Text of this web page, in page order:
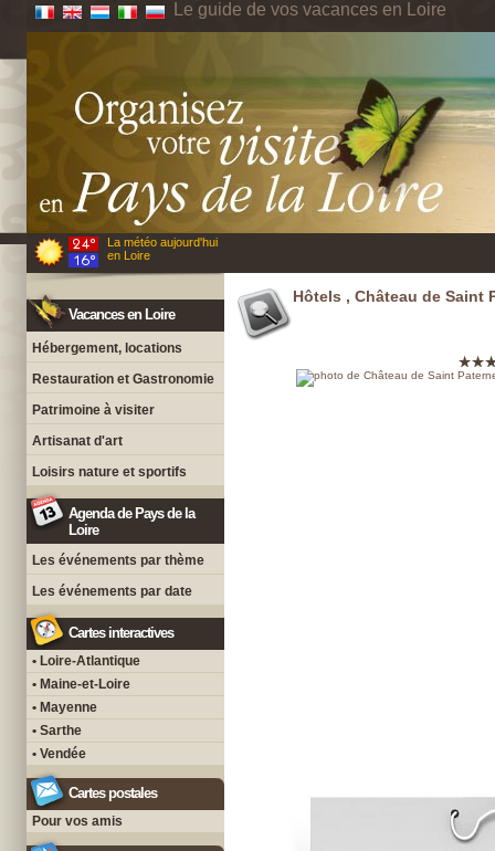
Le guide de vos vacances en Loire
La météo aujourd'hui
en Loire
Vacances en Loire
Hébergement, locations
Restauration et Gastronomie
Patrimoine à visiter
Artisanat d'art
Loisirs nature et sportifs
Agenda de Pays de la
Loire
Les événements par thème
Les événements par date
Cartes interactives
• Loire-Atlantique
• Maine-et-Loire
• Mayenne
• Sarthe
• Vendée
Cartes postales
Pour vos amis
Hôtels , Château de Saint